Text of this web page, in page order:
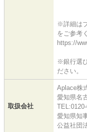
※詳細は
をご参考
https://
※銀行選
ださい。
取扱会社
Aplace株
愛知県名
愛知県知
公益社団